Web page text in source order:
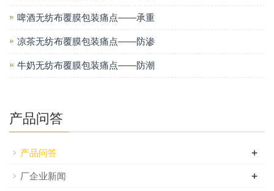
啤酒无纺布覆膜包装痛点——承重
凉茶无纺布覆膜包装痛点——防渗
牛奶无纺布覆膜包装痛点——防潮
产品问答
产品问答 +
厂企业新闻 +